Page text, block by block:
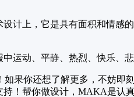
计上，它是具有面积和情感
运动、平静、热烈、快乐
果你还想了解更多，不妨即
持！帮你做设计，MAKA是认